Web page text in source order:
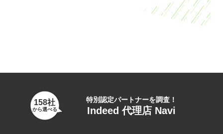
158社
から選べる
特別認定パートナーを調査！
Indeed 代理店 Navi